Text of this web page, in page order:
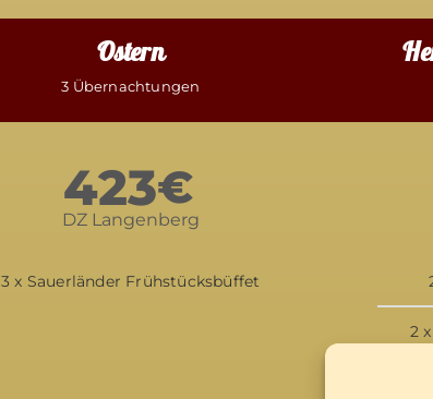
Ostern
3 Übernachtungen
423€
DZ Langenberg
3 x Sauerländer Frühstücksbüffet
2